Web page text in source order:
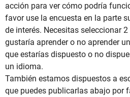
acción para ver cómo podría
favor use la encuesta en la parte
de interés. Necesitas seleccionar
gustaría aprender o no aprender
que estarías dispuesto o no
un idioma.
También estamos dispuestos a
que puedes publicarlas abajo